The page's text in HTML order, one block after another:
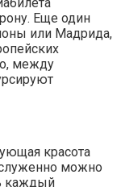
Еще один
или Мадрида,
между
красота
можно
каждый